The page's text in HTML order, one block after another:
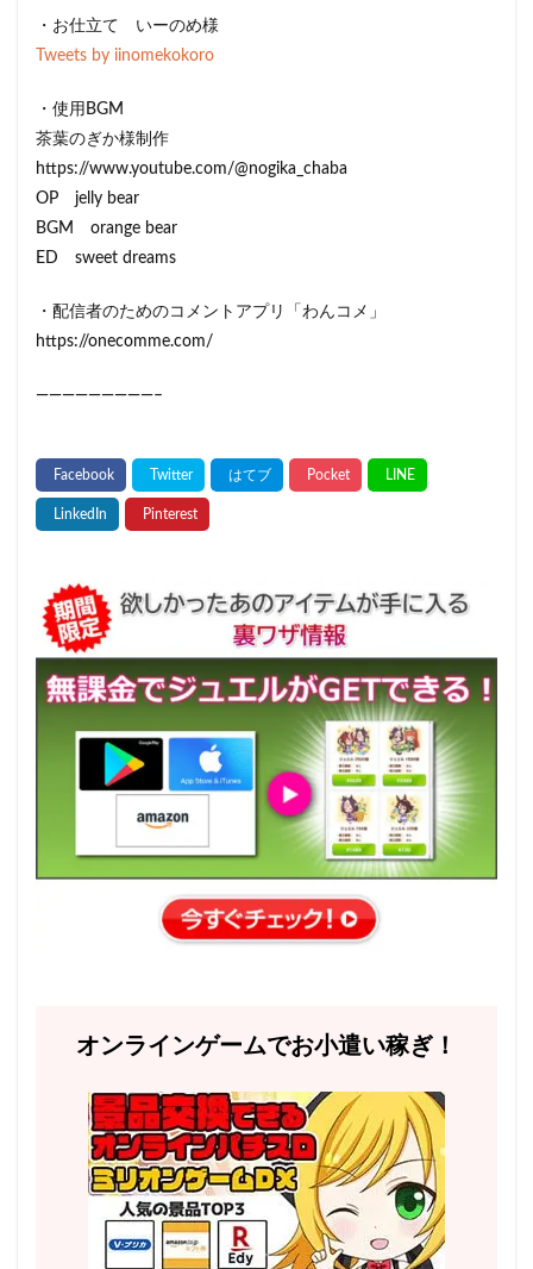
・お仕立て いーのめ様
Tweets by iinomekokoro
・使用BGM
茶葉のぎか様制作
https://www.youtube.com/@nogika_chaba
OP jelly bear
BGM orange bear
ED sweet dreams
・配信者のためのコメントアプリ「わんコメ」
https://onecomme.com/
—————————–
オンラインゲームでお小遣い稼ぎ！